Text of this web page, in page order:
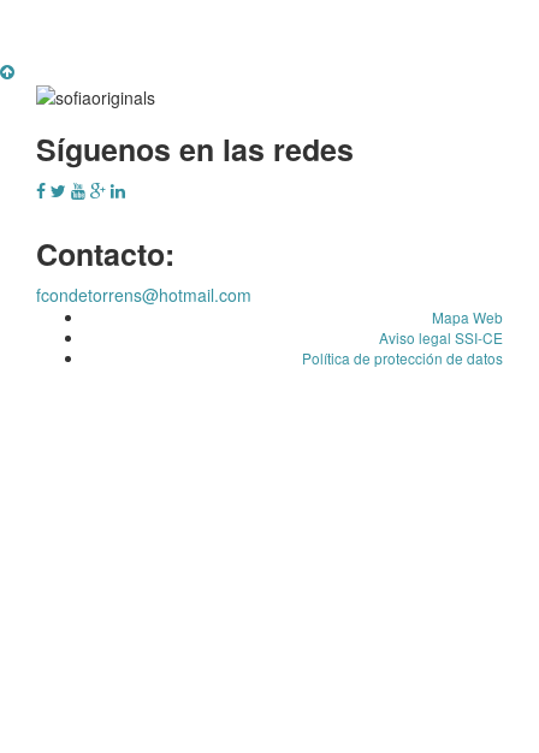
Síguenos en las redes
Contacto:
fcondetorrens@hotmail.com
Mapa Web
Aviso legal SSI-CE
Política de protección de datos